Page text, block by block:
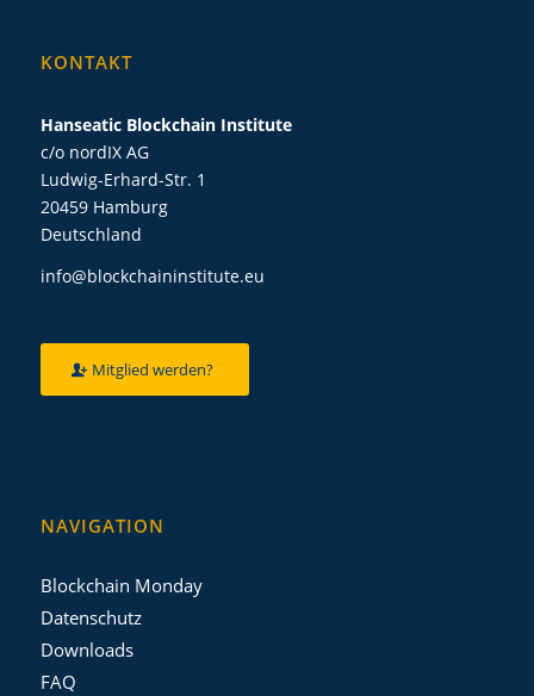
KONTAKT
Hanseatic Blockchain Institute
c/o nordIX AG
Ludwig-Erhard-Str. 1
20459 Hamburg
Deutschland
info@blockchaininstitute.eu
Mitglied werden?
NAVIGATION
Blockchain Monday
Datenschutz
Downloads
FAQ